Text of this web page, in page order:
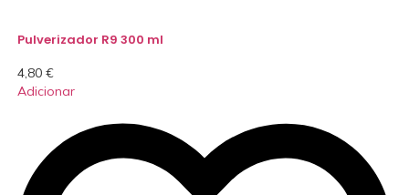
Pulverizador R9 300 ml
4,80 €
Adicionar